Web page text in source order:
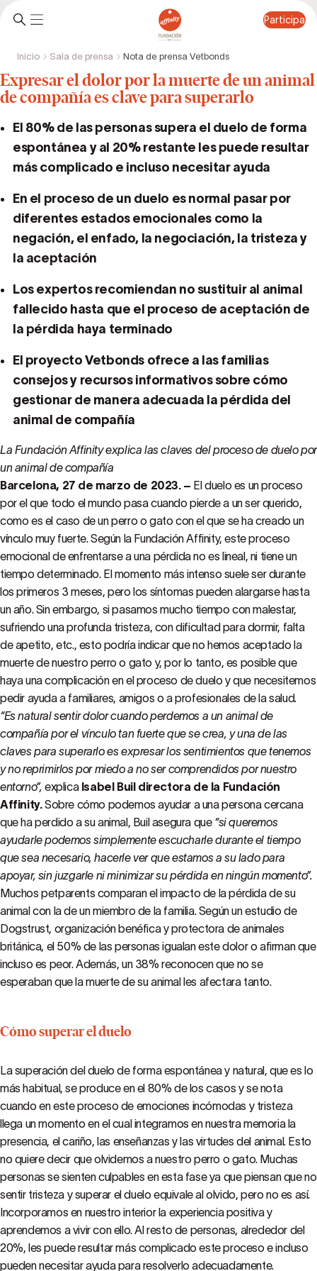
Participa
Inicio Sala de prensa Nota de prensa Vetbonds
Expresar el dolor por la muerte de un animal
de compañía es clave para superarlo
El 80% de las personas supera el duelo de forma
espontánea y al 20% restante les puede resultar
más complicado e incluso necesitar ayuda
En el proceso de un duelo es normal pasar por
diferentes estados emocionales como la
negación, el enfado, la negociación, la tristeza y
la aceptación
Los expertos recomiendan no sustituir al animal
fallecido hasta que el proceso de aceptación de
la pérdida haya terminado
El proyecto Vetbonds ofrece a las familias
consejos y recursos informativos sobre cómo
gestionar de manera adecuada la pérdida del
animal de compañía
La Fundación Affinity explica las claves del proceso de duelo por
un animal de compañía
Barcelona, 27 de marzo de 2023. – El duelo es un proceso
por el que todo el mundo pasa cuando pierde a un ser querido,
como es el caso de un perro o gato con el que se ha creado un
vínculo muy fuerte. Según la Fundación Affinity, este proceso
emocional de enfrentarse a una pérdida no es lineal, ni tiene un
tiempo determinado. El momento más intenso suele ser durante
los primeros 3 meses, pero los síntomas pueden alargarse hasta
un año. Sin embargo, si pasamos mucho tiempo con malestar,
sufriendo una profunda tristeza, con dificultad para dormir, falta
de apetito, etc., esto podría indicar que no hemos aceptado la
muerte de nuestro perro o gato y, por lo tanto, es posible que
haya una complicación en el proceso de duelo y que necesitemos
pedir ayuda a familiares, amigos o a profesionales de la salud.
“Es natural sentir dolor cuando perdemos a un animal de
compañía por el vínculo tan fuerte que se crea, y una de las
claves para superarlo es expresar los sentimientos que tenemos
y no reprimirlos por miedo a no ser comprendidos por nuestro
entorno”, explica Isabel Buil directora de la Fundación
Affinity.Sobre cómo podemos ayudar a una persona cercana
que ha perdido a su animal, Buil asegura que “si queremos
ayudarle podemos simplemente escucharle durante el tiempo
que sea necesario, hacerle ver que estamos a su lado para
apoyar, sin juzgarle ni minimizar su pérdida en ningún momento”.
Muchos petparents comparan el impacto de la pérdida de su
animal con la de un miembro de la familia. Según un estudio de
Dogstrust, organización benéfica y protectora de animales
británica, el 50% de las personas igualan este dolor o afirman que
incluso es peor. Además, un 38% reconocen que no se
esperaban que la muerte de su animal les afectara tanto.
Cómo superar el duelo
La superación del duelo de forma espontánea y natural, que es lo
más habitual, se produce en el 80% de los casos y se nota
cuando en este proceso de emociones incómodas y tristeza
llega un momento en el cual integramos en nuestra memoria la
presencia, el cariño, las enseñanzas y las virtudes del animal. Esto
no quiere decir que olvidemos a nuestro perro o gato. Muchas
personas se sienten culpables en esta fase ya que piensan que no
sentir tristeza y superar el duelo equivale al olvido, pero no es así.
Incorporamos en nuestro interior la experiencia positiva y
aprendemos a vivir con ello. Al resto de personas, alrededor del
20%, les puede resultar más complicado este proceso e incluso
pueden necesitar ayuda para resolverlo adecuadamente.